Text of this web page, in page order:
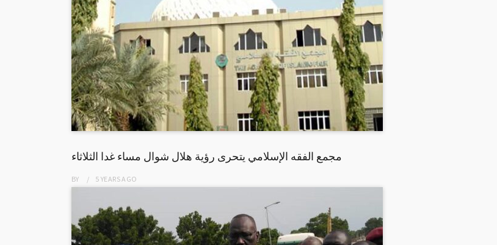
مجمع الفقه الإسلامي يتحرى رؤية هلال شوال مساء غدا الثلاثاء
BY 5 YEARSAGO